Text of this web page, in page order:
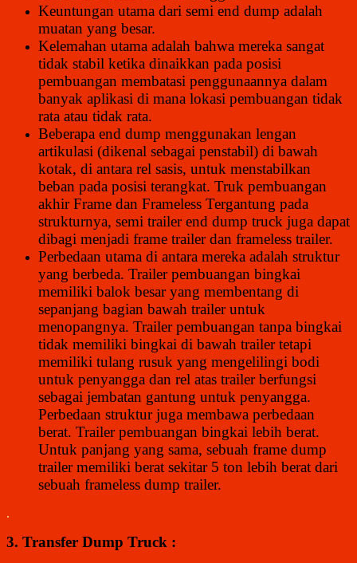
Keuntungan utama dari semi end dump adalah
muatan yang besar.
Kelemahan utama adalah bahwa mereka sangat
tidak stabil ketika dinaikkan pada posisi
pembuangan membatasi penggunaannya dalam
banyak aplikasi di mana lokasi pembuangan tidak
rata atau tidak rata.
Beberapa end dump menggunakan lengan
artikulasi (dikenal sebagai penstabil) di bawah
kotak, di antara rel sasis, untuk menstabilkan
beban pada posisi terangkat. Truk pembuangan
akhir Frame dan Frameless Tergantung pada
strukturnya, semi trailer end dump truck juga dapat
dibagi menjadi frame trailer dan frameless trailer.
Perbedaan utama di antara mereka adalah struktur
yang berbeda. Trailer pembuangan bingkai
memiliki balok besar yang membentang di
sepanjang bagian bawah trailer untuk
menopangnya. Trailer pembuangan tanpa bingkai
tidak memiliki bingkai di bawah trailer tetapi
memiliki tulang rusuk yang mengelilingi bodi
untuk penyangga dan rel atas trailer berfungsi
sebagai jembatan gantung untuk penyangga.
Perbedaan struktur juga membawa perbedaan
berat. Trailer pembuangan bingkai lebih berat.
Untuk panjang yang sama, sebuah frame dump
trailer memiliki berat sekitar 5 ton lebih berat dari
sebuah frameless dump trailer.
.
3. Transfer Dump Truck :